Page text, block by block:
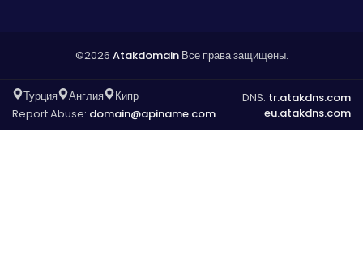
©2026 AtakdomainВсе права защищены.
Турция Англия
Кипр
Report Abuse: domain@apiname.com
DNS: tr.atakdns.com
eu.atakdns.com